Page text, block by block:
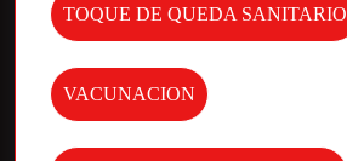
TOQUE DE QUEDA SANITARIO
VACUNACION